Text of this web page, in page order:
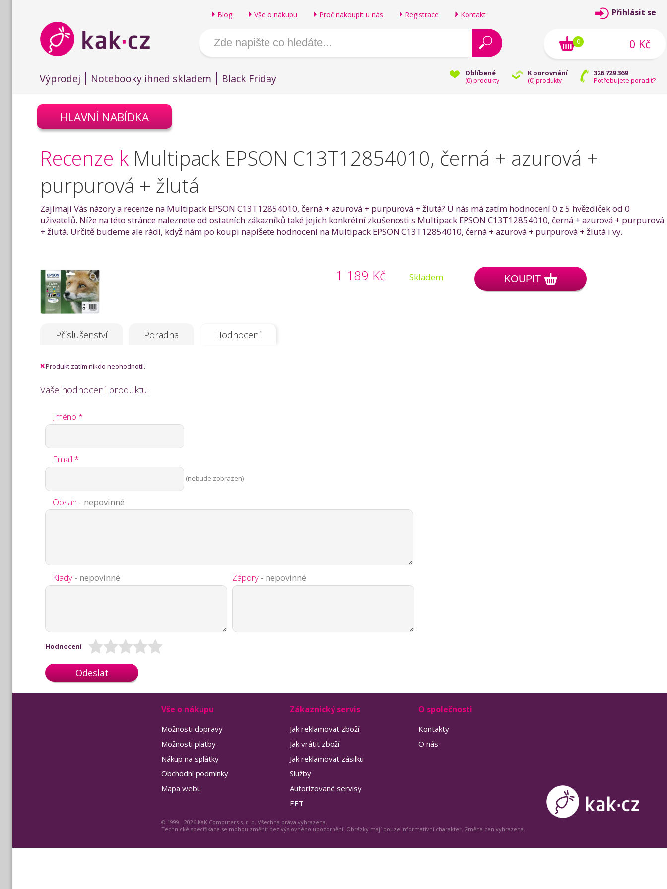
Blog Vše o nákupu Proč nakoupit u nás Registrace Kontakt
Oblíbené
(0) produkty
K porovnání
(0) produkty
326 729 369
Potřebujete poradit?
Výprodej Notebooky ihned skladem Black Friday
Přihlásit se
0 Kč
0
HLAVNÍ NABÍDKA
Recenze k Multipack EPSON C13T12854010, černá + azurová +
purpurová + žlutá
Zajímají Vás názory a recenze na Multipack EPSON C13T12854010, černá + azurová + purpurová + žlutá? U nás má zatím hodnocení 0 z 5 hvězdiček od 0
uživatelů. Níže na této stránce naleznete od ostatních zákazníků také jejich konkrétní zkušenosti s Multipack EPSON C13T12854010, černá + azurová + purpurová
+ žlutá. Určitě budeme ale rádi, když nám po koupi napíšete hodnocení na Multipack EPSON C13T12854010, černá + azurová + purpurová + žlutá i vy.
1 189 Kč Skladem KOUPIT
Příslušenství Poradna Hodnocení
Produkt zatím nikdo neohodnotil.
Vaše hodnocení produktu.
Jméno *
Email *
(nebude zobrazen)
Obsah - nepovinné
Klady - nepovinné Zápory - nepovinné
Hodnocení
Odeslat
Vše o nákupu
Možnosti dopravy
Možnosti platby
Nákup na splátky
Obchodní podmínky
Mapa webu
Zákaznický servis
Jak reklamovat zboží
Jak vrátit zboží
Jak reklamovat zásilku
Služby
Autorizované servisy
EET
O společnosti
Kontakty
O nás
© 1999 - 2026 KaK Computers s. r. o. Všechna práva vyhrazena.
Technické specifikace se mohou změnit bez výslovného upozornění. Obrázky mají pouze informativní charakter. Změna cen vyhrazena.